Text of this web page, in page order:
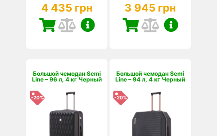
4 435 грн 3 945 грн
Большой чемодан Semi
Line – 96 л, 4 кг Черный
-20%
Большой чемодан Semi
Line – 94 л, 4 кг Черный
-20%